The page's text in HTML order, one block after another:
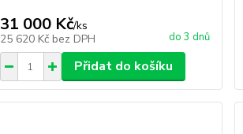
31 000 Kč/ks
25 620 Kč bez DPH do 3 dnů
Přidat do košíku